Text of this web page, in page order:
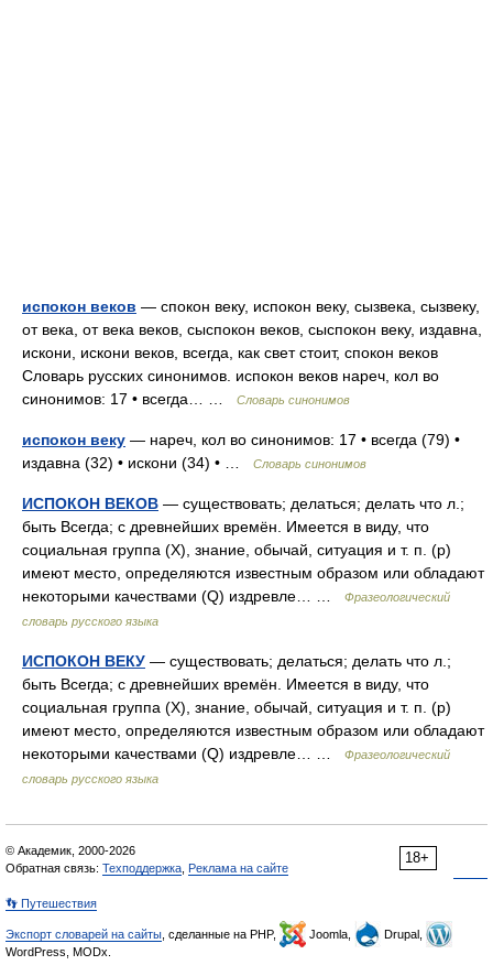
испокон веков — спокон веку, испокон веку, сызвека, сызвеку,
от века, от века веков, сыспокон веков, сыспокон веку, издавна,
искони, искони веков, всегда, как свет стоит, спокон веков
Словарь русских синонимов. испокон веков нареч, кол во
синонимов: 17 • всегда… …
Словарь синонимов
испокон веку — нареч, кол во синонимов: 17 • всегда (79) •
издавна (32) • искони (34) • …
Словарь синонимов
ИСПОКОН ВЕКОВ — существовать; делаться; делать что л.;
быть Всегда; с древнейших времён. Имеется в виду, что
социальная группа (X), знание, обычай, ситуация и т. п. (p)
имеют место, определяются известным образом или обладают
некоторыми качествами (Q) издревле… …
Фразеологический
словарь русского языка
ИСПОКОН ВЕКУ — существовать; делаться; делать что л.;
быть Всегда; с древнейших времён. Имеется в виду, что
социальная группа (X), знание, обычай, ситуация и т. п. (p)
имеют место, определяются известным образом или обладают
некоторыми качествами (Q) издревле… …
Фразеологический
словарь русского языка
18+
© Академик, 2000-2026
Обратная связь: Техподдержка Реклама на сайте
👣 Путешествия
Экспорт словарей на сайты , сделанные на PHP, Joomla,
Drupal,
WordPress, MODx.